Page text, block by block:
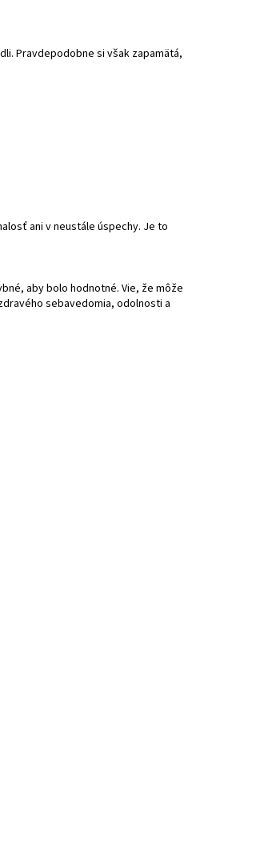
Pravdepodobne si však zapamätá,
ani v neustále úspechy. Je to
aby bolo hodnotné. Vie, že môže
sebavedomia, odolnosti a